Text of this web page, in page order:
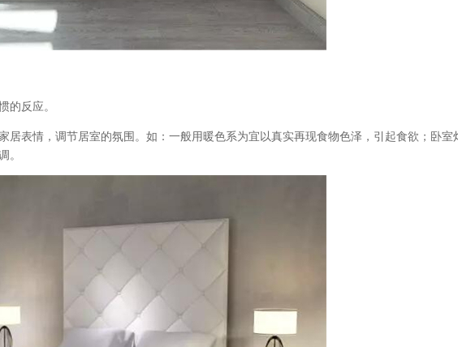
的反应。
居表情，调节居室的氛围。如：一般用暖色系为宜以真实再现食物色泽，引起食欲；卧室
。